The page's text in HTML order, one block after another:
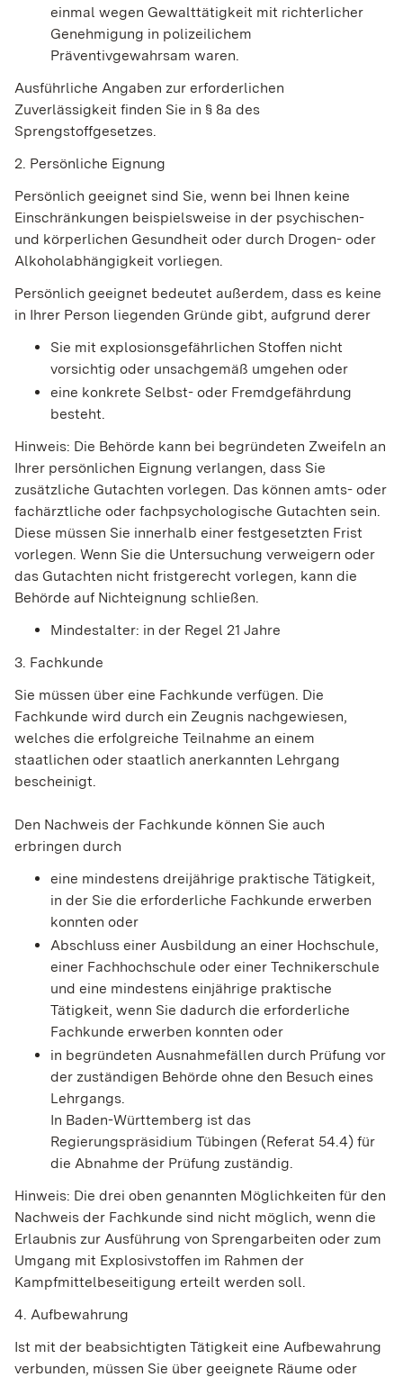
einmal wegen Gewalttätigkeit mit richterlicher
Genehmigung in polizeilichem
Präventivgewahrsam waren.
Ausführliche Angaben zur erforderlichen
Zuverlässigkeit finden Sie in § 8a des
Sprengstoffgesetzes.
2. Persönliche Eignung
Persönlich geeignet sind Sie, wenn bei Ihnen keine
Einschränkungen beispielsweise in der psychischen-
und körperlichen Gesundheit oder durch Drogen- oder
Alkoholabhängigkeit vorliegen.
Persönlich geeignet bedeutet außerdem, dass es keine
in Ihrer Person liegenden Gründe gibt, aufgrund derer
Sie mit explosionsgefährlichen Stoffen nicht
vorsichtig oder unsachgemäß umgehen oder
eine konkrete Selbst- oder Fremdgefährdung
besteht.
Hinweis: Die Behörde kann bei begründeten Zweifeln an
Ihrer persönlichen Eignung verlangen, dass Sie
zusätzliche Gutachten vorlegen. Das können amts- oder
fachärztliche oder fachpsychologische Gutachten sein.
Diese müssen Sie innerhalb einer festgesetzten Frist
vorlegen. Wenn Sie die Untersuchung verweigern oder
das Gutachten nicht fristgerecht vorlegen, kann die
Behörde auf Nichteignung schließen.
Mindestalter: in der Regel 21 Jahre
3. Fachkunde
Sie müssen über eine Fachkunde verfügen. Die
Fachkunde wird durch ein Zeugnis nachgewiesen,
welches die erfolgreiche Teilnahme an einem
staatlichen oder staatlich anerkannten Lehrgang
bescheinigt.
Den Nachweis der Fachkunde können Sie auch
erbringen durch
eine mindestens dreijährige praktische Tätigkeit,
in der Sie die erforderliche Fachkunde erwerben
konnten oder
Abschluss einer Ausbildung an einer Hochschule,
einer Fachhochschule oder einer Technikerschule
und eine mindestens einjährige praktische
Tätigkeit, wenn Sie dadurch die erforderliche
Fachkunde erwerben konnten oder
in begründeten Ausnahmefällen durch Prüfung vor
der zuständigen Behörde ohne den Besuch eines
Lehrgangs.
In Baden-Württemberg ist das
Regierungspräsidium Tübingen (Referat 54.4) für
die Abnahme der Prüfung zuständig.
Hinweis: Die drei oben genannten Möglichkeiten für den
Nachweis der Fachkunde sind nicht möglich, wenn die
Erlaubnis zur Ausführung von Sprengarbeiten oder zum
Umgang mit Explosivstoffen im Rahmen der
Kampfmittelbeseitigung erteilt werden soll.
4. Aufbewahrung
Ist mit der beabsichtigten Tätigkeit eine Aufbewahrung
verbunden, müssen Sie über geeignete Räume oder